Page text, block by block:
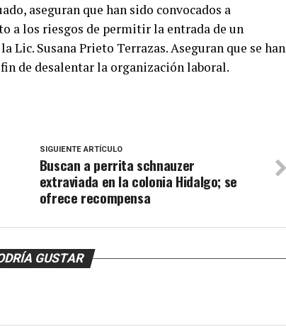
aseguran que han sido convocados a
a los riesgos de permitir la entrada de un
Lic. Susana Prieto Terrazas. Aseguran que se han
de desalentar la organización laboral.
SIGUIENTE ARTÍCULO
Buscan a perrita schnauzer
extraviada en la colonia Hidalgo; se
ofrece recompensa
GUSTAR